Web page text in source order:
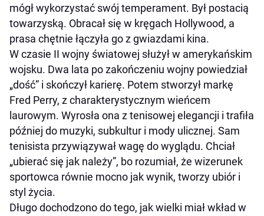
mógł wykorzystać swój temperament. Był postacią
towarzyską. Obracał się w kręgach Hollywood, a
prasa chętnie łączyła go z gwiazdami kina.
W czasie II wojny światowej służył w amerykańskim
wojsku. Dwa lata po zakończeniu wojny powiedział
„dość” i skończył karierę. Potem stworzył markę
Fred Perry, z charakterystycznym wieńcem
laurowym. Wyrosła ona z tenisowej elegancji i trafiła
później do muzyki, subkultur i mody ulicznej. Sam
tenisista przywiązywał wagę do wyglądu. Chciał
„ubierać się jak należy”, bo rozumiał, że wizerunek
sportowca równie mocno jak wynik, tworzy ubiór i
styl życia.
Długo dochodzono do tego, jak wielki miał wkład w